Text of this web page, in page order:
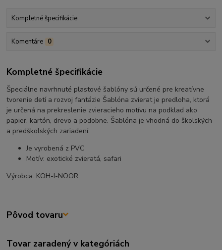
Kompletné špecifikácie
Komentáre 0
Kompletné špecifikácie
Špeciálne navrhnuté plastové šablóny sú určené pre kreatívne
tvorenie detí a rozvoj fantázie Šablóna zvierat je predloha, ktorá
je určená na prekreslenie zvieracieho motívu na podklad ako
papier, kartón, drevo a podobne. Šablóna je vhodná do školských
a predškolských zariadení.
Je vyrobená z PVC
Motív: exotické zvieratá, safari
Výrobca: KOH-I-NOOR
Pôvod tovaru
Tovar zaradený v kategóriách